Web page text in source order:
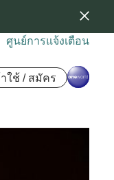
ศูนย์การแจ้งเตือน
ใช้ / สมัคร